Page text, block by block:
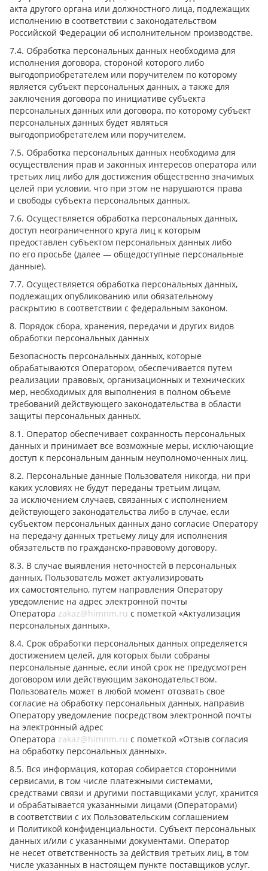
акта другого органа или должностного лица, подлежащих
исполнению в соответствии с законодательством
Российской Федерации об исполнительном производстве.
7.4. Обработка персональных данных необходима для
исполнения договора, стороной которого либо
выгодоприобретателем или поручителем по которому
является субъект персональных данных, а также для
заключения договора по инициативе субъекта
персональных данных или договора, по которому субъект
персональных данных будет являться
выгодоприобретателем или поручителем.
7.5. Обработка персональных данных необходима для
осуществления прав и законных интересов оператора или
третьих лиц либо для достижения общественно значимых
целей при условии, что при этом не нарушаются права
и свободы субъекта персональных данных.
7.6. Осуществляется обработка персональных данных,
доступ неограниченного круга лиц к которым
предоставлен субъектом персональных данных либо
по его просьбе (далее — общедоступные персональные
данные).
7.7. Осуществляется обработка персональных данных,
подлежащих опубликованию или обязательному
раскрытию в соответствии с федеральным законом.
8. Порядок сбора, хранения, передачи и других видов
обработки персональных данных
Безопасность персональных данных, которые
обрабатываются Оператором, обеспечивается путем
реализации правовых, организационных и технических
мер, необходимых для выполнения в полном объеме
требований действующего законодательства в области
защиты персональных данных.
8.1. Оператор обеспечивает сохранность персональных
данных и принимает все возможные меры, исключающие
доступ к персональным данным неуполномоченных лиц.
8.2. Персональные данные Пользователя никогда, ни при
каких условиях не будут переданы третьим лицам,
за исключением случаев, связанных с исполнением
действующего законодательства либо в случае, если
субъектом персональных данных дано согласие Оператору
на передачу данных третьему лицу для исполнения
обязательств по гражданско-правовому договору.
8.3. В случае выявления неточностей в персональных
данных, Пользователь может актуализировать
их самостоятельно, путем направления Оператору
уведомление на адрес электронной почты
Оператора zakaz@himnm.ru с пометкой «Актуализация
персональных данных».
8.4. Срок обработки персональных данных определяется
достижением целей, для которых были собраны
персональные данные, если иной срок не предусмотрен
договором или действующим законодательством.
Пользователь может в любой момент отозвать свое
согласие на обработку персональных данных, направив
Оператору уведомление посредством электронной почты
на электронный адрес
Оператора zakaz@himnm.ru с пометкой «Отзыв согласия
на обработку персональных данных».
8.5. Вся информация, которая собирается сторонними
сервисами, в том числе платежными системами,
средствами связи и другими поставщиками услуг, хранится
и обрабатывается указанными лицами (Операторами)
в соответствии с их Пользовательским соглашением
и Политикой конфиденциальности. Субъект персональных
данных и/или с указанными документами. Оператор
не несет ответственность за действия третьих лиц, в том
числе указанных в настоящем пункте поставщиков услуг.